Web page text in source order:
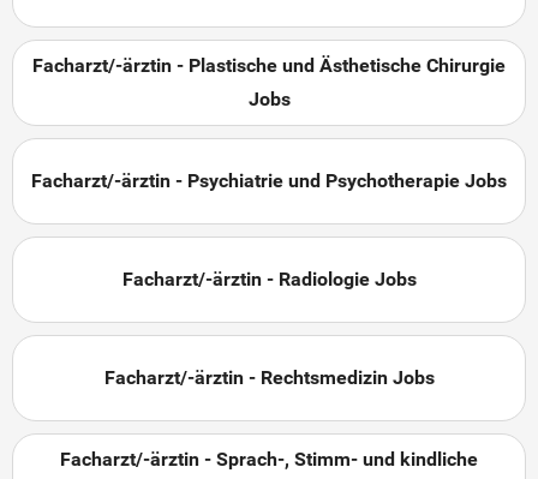
Facharzt/-ärztin - Plastische und Ästhetische Chirurgie
Jobs
Facharzt/-ärztin - Psychiatrie und Psychotherapie Jobs
Facharzt/-ärztin - Radiologie Jobs
Facharzt/-ärztin - Rechtsmedizin Jobs
Facharzt/-ärztin - Sprach-, Stimm- und kindliche